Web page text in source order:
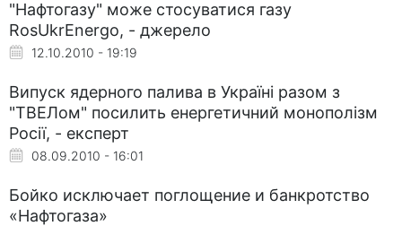
"Нафтогазу" може стосуватися газу
RosUkrEnergo, - джерело
12.10.2010 - 19:19
Випуск ядерного палива в Україні разом з
"ТВЕЛом" посилить енергетичний монополізм
Росії, - експерт
08.09.2010 - 16:01
Бойко исключает поглощение и банкротство
«Нафтогаза»